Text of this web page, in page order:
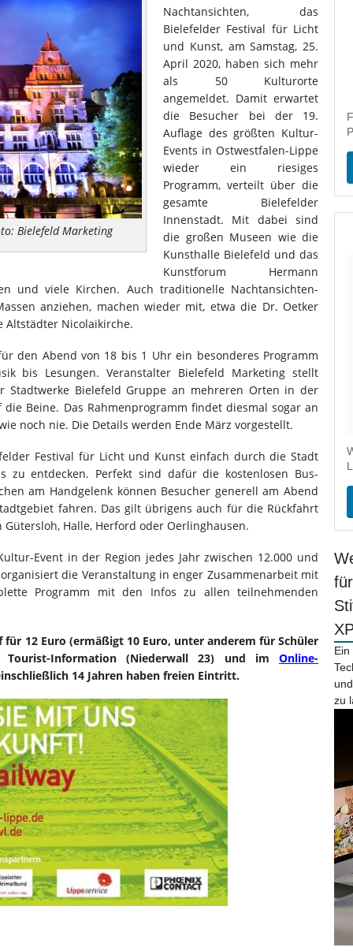
Bielefeld Marketing
Nachtansichten, das
Bielefelder Festival für Licht
und Kunst, am Samstag, 25.
April 2020, haben sich mehr
als 50 Kulturorte
angemeldet. Damit erwartet
die Besucher bei der 19.
Auflage des größten Kultur-
Events in Ostwestfalen-Lippe
wieder ein riesiges
Programm, verteilt über die
gesamte Bielefelder
Innenstadt. Mit dabei sind
die großen Museen wie die
Kunsthalle Bielefeld und das
Kunstforum Hermann
und viele Kirchen. Auch traditionelle Nachtansichten-
anziehen, machen wieder mit, etwa die Dr. Oetker
Altstädter Nicolaikirche.
den Abend von 18 bis 1 Uhr ein besonderes Programm
bis Lesungen. Veranstalter Bielefeld Marketing stellt
Stadtwerke Bielefeld Gruppe an mehreren Orten in der
Beine. Das Rahmenprogramm findet diesmal sogar an
noch nie. Die Details werden Ende März vorgestellt.
Festival für Licht und Kunst einfach durch die Stadt
entdecken. Perfekt sind dafür die kostenlosen Bus-
am Handgelenk können Besucher generell am Abend
fahren. Das gilt übrigens auch für die Rückfahrt
Halle, Herford oder Oerlinghausen.
Event in der Region jedes Jahr zwischen 12.000 und
die Veranstaltung in enger Zusammenarbeit mit
Programm mit den Infos zu allen teilnehmenden
12 Euro (ermäßigt 10 Euro, unter anderem für Schüler
Information (Niederwall 23) und im Online-
14 Jahren haben freien Eintritt.
zu